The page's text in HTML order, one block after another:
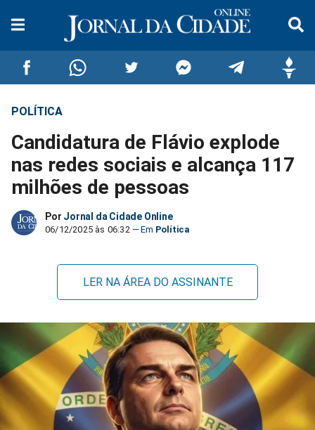
Compartilhar
no
Facebook
Compartilhar
no
Whatsapp
no
Twitter
no
Messenger
no
no
POLÍTICA
Candidatura de Flávio explode
nas redes sociais e alcança 117
milhões de pessoas
Por Jornal da Cidade Online
06/12/2025 às 06:32 Política
LER NA ÁREA DO ASSINANTE